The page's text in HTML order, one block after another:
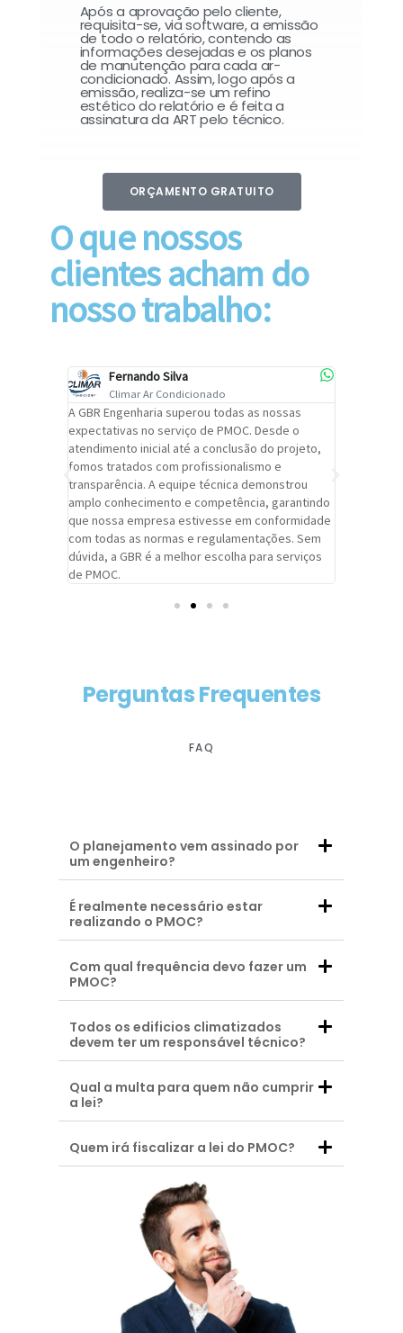
Após a aprovação pelo cliente,
requisita-se, via software, a emissão
de todo o relatório, contendo as
informações desejadas e os planos
de manutenção para cada ar-
condicionado. Assim, logo após a
emissão, realiza-se um refino
estético do relatório e é feita a
assinatura da ART pelo técnico.
ORÇAMENTO GRATUITO
O que nossos
clientes acham do
nosso trabalho:
Fernando Silva
Climar Ar Condicionado
A GBR Engenharia superou todas as nossas
expectativas no serviço de PMOC. Desde o
atendimento inicial até a conclusão do projeto,
fomos tratados com profissionalismo e
transparência. A equipe técnica demonstrou
amplo conhecimento e competência, garantindo
que nossa empresa estivesse em conformidade
com todas as normas e regulamentações. Sem
dúvida, a GBR é a melhor escolha para serviços
de PMOC.
Perguntas Frequentes
FAQ
O planejamento vem assinado por
um engenheiro?
É realmente necessário estar
realizando o PMOC?
Com qual frequência devo fazer um
PMOC?
Todos os edificios climatizados
devem ter um responsável técnico?
Qual a multa para quem não cumprir
a lei?
Quem irá fiscalizar a lei do PMOC?